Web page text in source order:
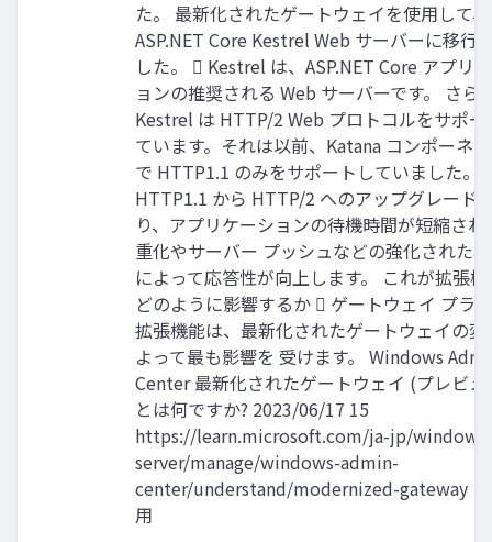
た。 最新化されたゲートウェイを使用して、
ASP.NET Core Kestrel Web サーバーに移行
した。  Kestrel は、ASP.NET Core アプリ
ョンの推奨される Web サーバーです。 さら
Kestrel は HTTP/2 Web プロトコルをサポー
ています。それは以前、Katana コンポーネ
で HTTP1.1 のみをサポートしていました。
HTTP1.1 から HTTP/2 へのアップグレード
り、アプリケーションの待機時間が短縮され
重化やサーバー プッシュなどの強化された
によって応答性が向上します。 これが拡張
どのように影響するか  ゲートウェイ プラ
拡張機能は、最新化されたゲートウェイの変
よって最も影響を 受けます。 Windows
Center 最新化されたゲートウェイ (プレビュ
とは何ですか? 2023/06/17 15
https://learn.microsoft.com/ja-jp/windows-
server/manage/windows-admin-
center/understand/modernized-gateway
用